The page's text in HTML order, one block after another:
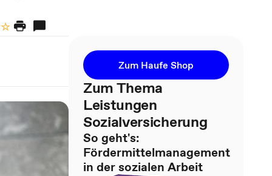
Zum Haufe Shop
Zum Thema
Leistungen
Sozialversicherung
So geht's:
Fördermittelmanagement
in der sozialen Arbeit